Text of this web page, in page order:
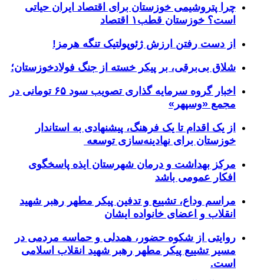
چرا پتروشیمی خوزستان برای اقتصاد ایران حیاتی
است؟ خوزستان قطب۱ اقتصاد
از دست رفتن ارزش ژئوپولتیک تنگه هرمز!
شلاق‌ بی‌برقی، بر پیکر خسته‌ از جنگ فولادخوزستان؛
اخبار گروه سرمایه گذاری تصویب سود ۶۵ تومانی در
مجمع «وسپهر»
از یک اقدام تا یک فرهنگ، پیشنهادی به استاندار
خوزستان برای نهادینه‌سازی توسعه
مرکز بهداشت و درمان شهرستان ایذه پاسخگوی
افکار عمومی باشد
مراسم وداع، تشییع و تدفین پیکر مطهر رهبر شهید
انقلاب و اعضای خانواده ایشان
روایتی از شکوه حضور، همدلی و حماسه مردمی در
مسیر تشییع پیکر مطهر رهبر شهید انقلاب اسلامی
است.